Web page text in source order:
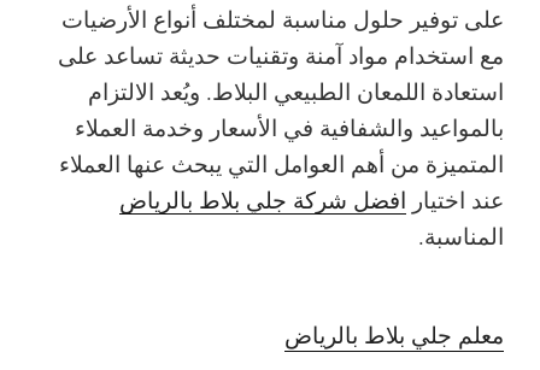
على توفير حلول مناسبة لمختلف أنواع الأرضيات
مع استخدام مواد آمنة وتقنيات حديثة تساعد على
استعادة اللمعان الطبيعي البلاط. ويُعد الالتزام
بالمواعيد والشفافية في الأسعار وخدمة العملاء
المتميزة من أهم العوامل التي يبحث عنها العملاء
عند اختيار افضل شركة جلي بلاط بالرياض
المناسبة.
معلم جلي بلاط بالرياض